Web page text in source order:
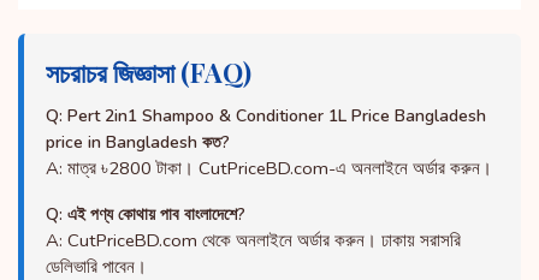
সচরাচর জিজ্ঞাসা (FAQ)
Q: Pert 2in1 Shampoo & Conditioner 1L Price Bangladesh
price in Bangladesh কত?
A: মাত্র ৳2800 টাকা। CutPriceBD.com-এ অনলাইনে অর্ডার করুন।
Q: এই পণ্য কোথায় পাব বাংলাদেশে?
A: CutPriceBD.com থেকে অনলাইনে অর্ডার করুন। ঢাকায় সরাসরি
ডেলিভারি পাবেন।